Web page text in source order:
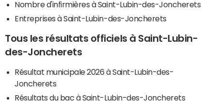
Nombre d'infirmières à Saint-Lubin-des-Joncherets
Entreprises à Saint-Lubin-des-Joncherets
Tous les résultats officiels à Saint-Lubin-
des-Joncherets
Résultat municipale 2026 à Saint-Lubin-des-
Joncherets
Résultats du bac à Saint-Lubin-des-Joncherets